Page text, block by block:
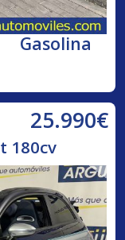
Gasolina
25.990€
180cv